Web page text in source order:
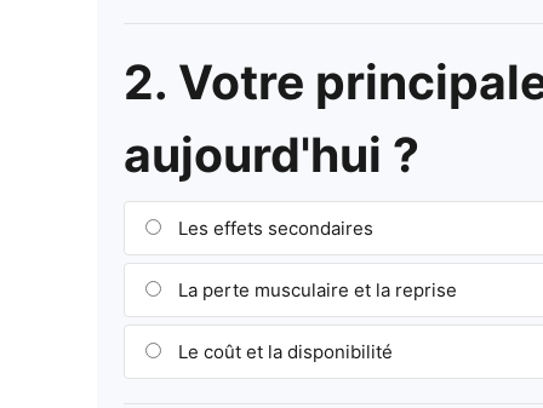
2. Votre
aujourd'hui ?
Les effets secondaires
La perte musculaire et la reprise
Le coût et la disponibilité